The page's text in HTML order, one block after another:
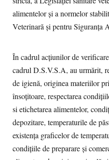
alimentelor și a normelor
Veterinară și pentru Siguranța
În cadrul acțiunilor de
cadrul D.S.V.S.A, au urmărit,
de igienă, originea materiilor
însoțitoare, respectarea
si etichetarea alimentelor,
depozitare, temperaturile de
existența graficelor de
condițiile de preparare și